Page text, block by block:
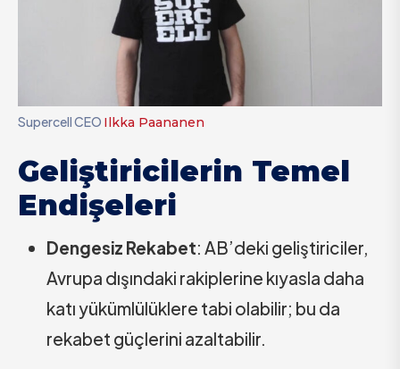
Supercell CEO Ilkka Paananen
Geliştiricilerin Temel
Endişeleri
Dengesiz Rekabet: AB’deki geliştiriciler,
Avrupa dışındaki rakiplerine kıyasla daha
katı yükümlülüklere tabi olabilir; bu da
rekabet güçlerini azaltabilir.